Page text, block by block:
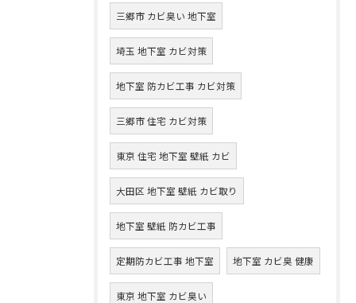
三郷市 カビ臭い 地下室
埼玉 地下室 カビ対策
地下室 防カビ工事 カビ対策
三郷市 住宅 カビ対策
東京 住宅 地下室 壁紙 カビ
大田区 地下室 壁紙 カビ取り
地下室 壁紙 防カビ工事
定期防カビ工事 地下室 地下室 カビ臭 健康
東京 地下室 カビ臭い